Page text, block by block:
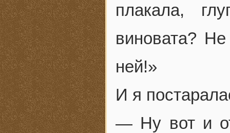
плакала,
виновата?
ней!»
И я
— Ну вот и